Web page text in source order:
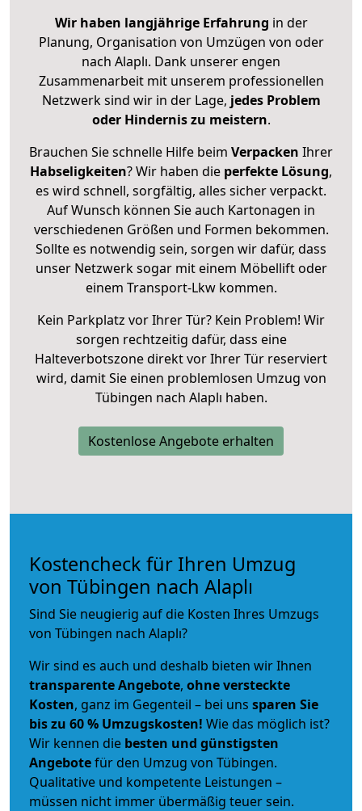
Wir haben langjährige Erfahrung in der
Planung, Organisation von Umzügen von oder
nach Alaplı. Dank unserer engen
Zusammenarbeit mit unserem professionellen
Netzwerk sind wir in der Lage, jedes Problem
oder Hindernis zu meistern.
Brauchen Sie schnelle Hilfe beim Verpacken Ihrer
Habseligkeiten? Wir haben die perfekte Lösung,
es wird schnell, sorgfältig, alles sicher verpackt.
Auf Wunsch können Sie auch Kartonagen in
verschiedenen Größen und Formen bekommen.
Sollte es notwendig sein, sorgen wir dafür, dass
unser Netzwerk sogar mit einem Möbellift oder
einem Transport-Lkw kommen.
Kein Parkplatz vor Ihrer Tür? Kein Problem! Wir
sorgen rechtzeitig dafür, dass eine
Halteverbotszone direkt vor Ihrer Tür reserviert
wird, damit Sie einen problemlosen Umzug von
Tübingen nach Alaplı haben.
Kostenlose Angebote erhalten
Kostencheck für Ihren Umzug
von Tübingen nach Alaplı
Sind Sie neugierig auf die Kosten Ihres Umzugs
von Tübingen nach Alaplı?
Wir sind es auch und deshalb bieten wir Ihnen
transparente Angebote, ohne versteckte
Kosten, ganz im Gegenteil – bei uns sparen Sie
bis zu 60 % Umzugskosten! Wie das möglich ist?
Wir kennen die besten und günstigsten
Angebotefür den Umzug von Tübingen.
Qualitative und kompetente Leistungen –
müssen nicht immer übermäßig teuer sein.